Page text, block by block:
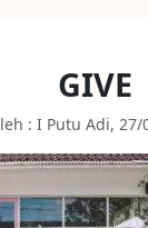
GIVE
: I Putu Adi, 27/